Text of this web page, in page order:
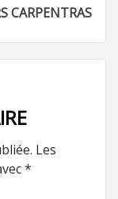
CARPENTRAS
Les
*